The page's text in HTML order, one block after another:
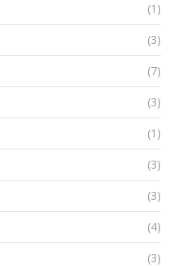
(1)
(3)
(7)
(3)
(1)
(3)
(3)
(4)
(3)